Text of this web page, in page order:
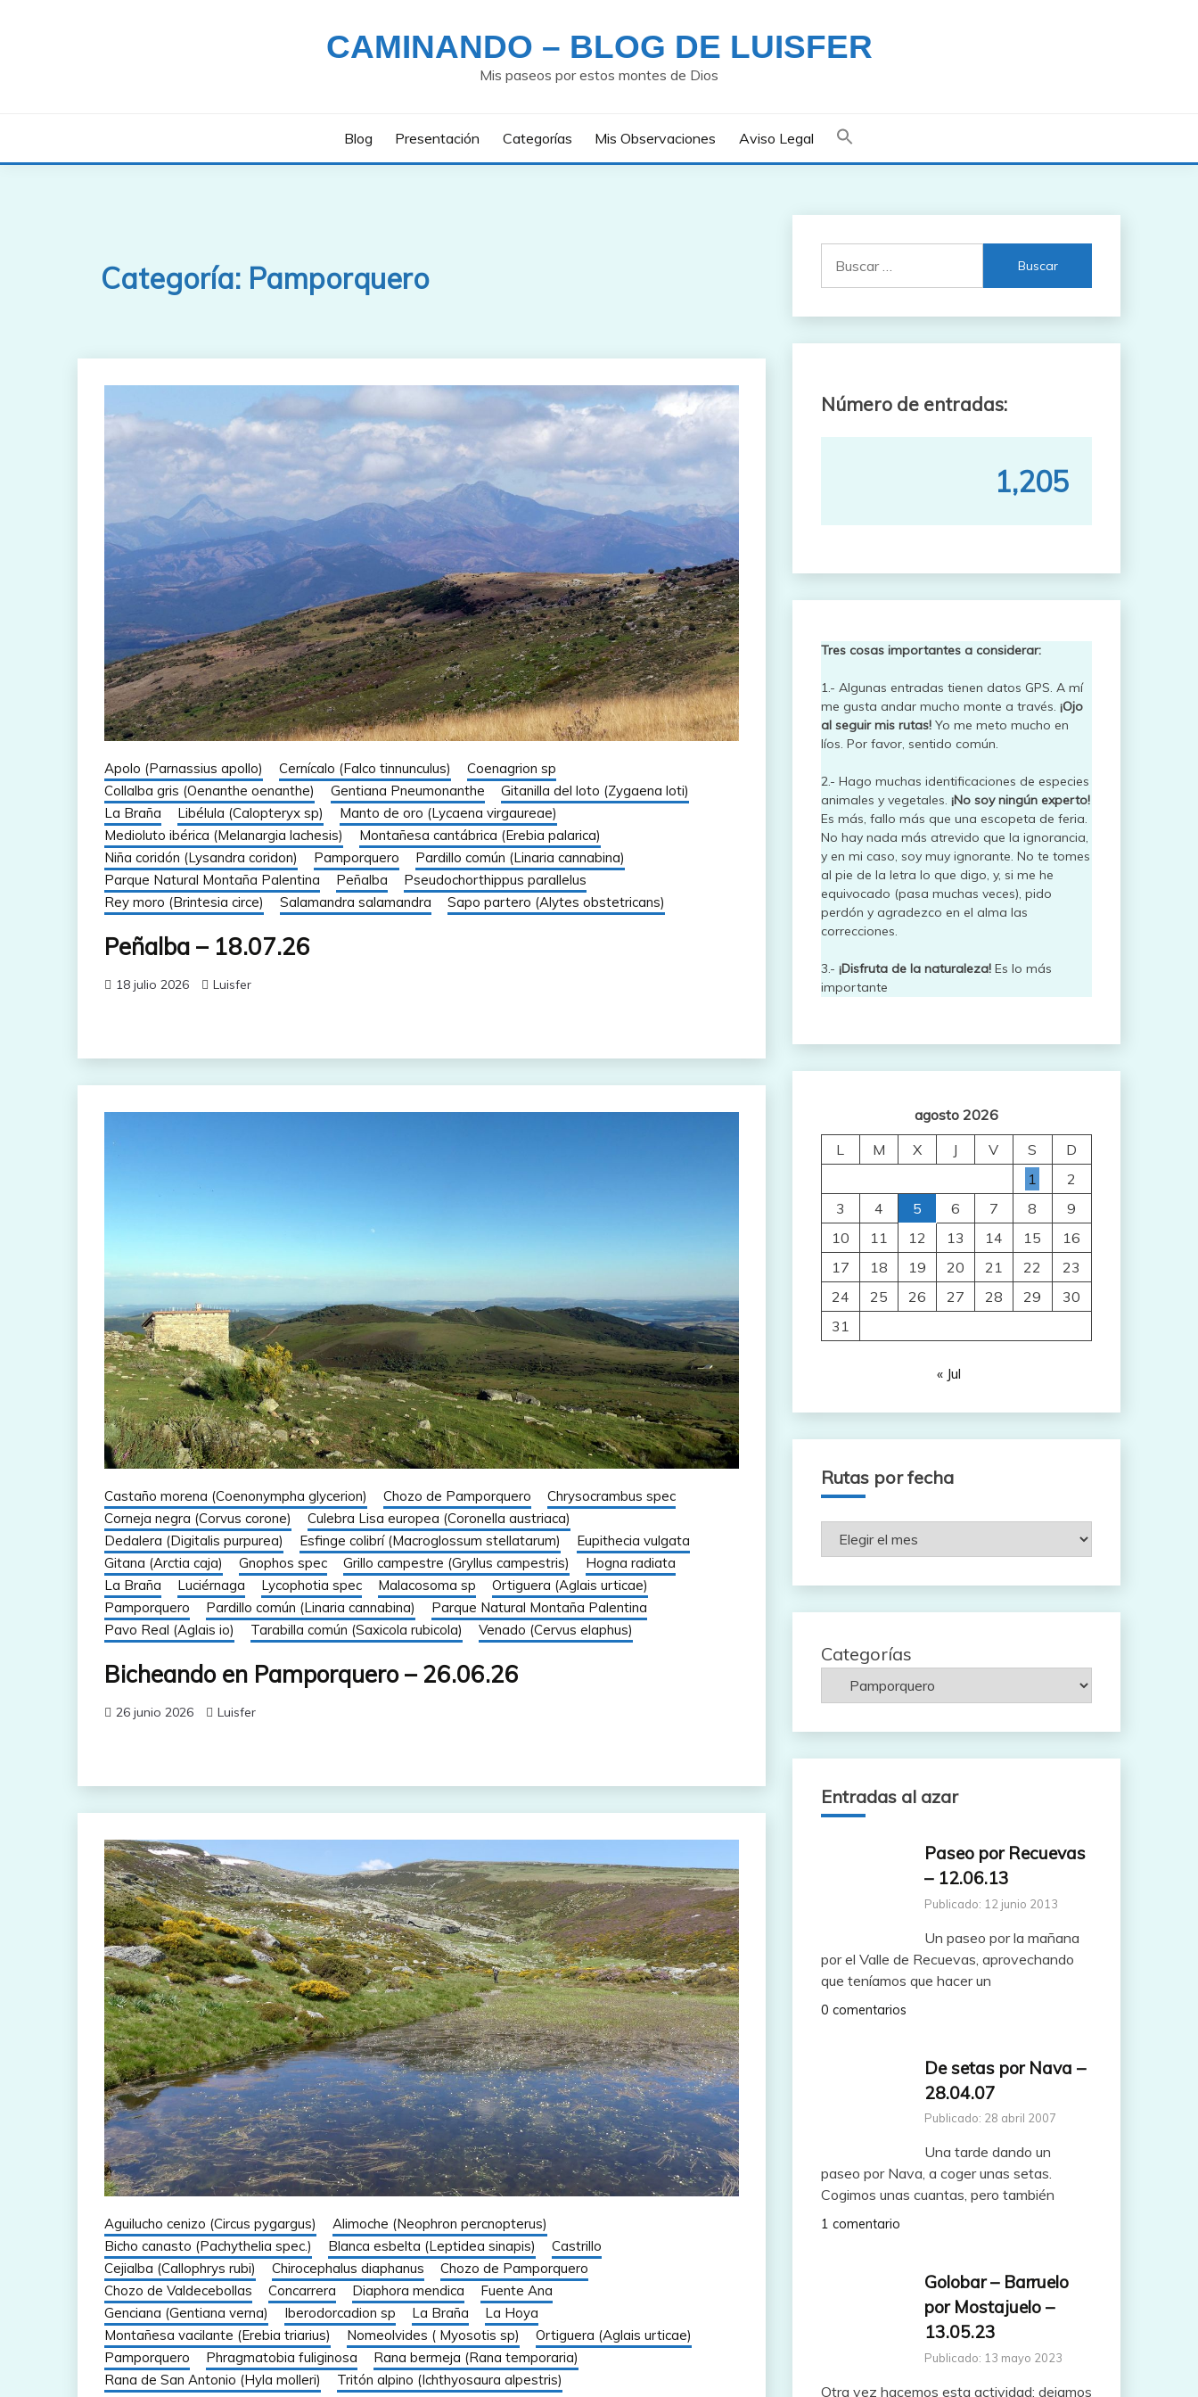
CAMINANDO – BLOG DE LUISFER
Mis paseos por estos montes de Dios
Blog Presentación Categorías Mis Observaciones Aviso Legal
Categoría: Pamporquero
Apolo (Parnassius apollo) Cernícalo (Falco tinnunculus)
Coenagrion sp
Collalba gris (Oenanthe oenanthe)
Gentiana Pneumonanthe
Gitanilla del loto (Zygaena loti)
La Braña
Libélula (Calopteryx sp)
Manto de oro (Lycaena virgaureae)
Medioluto ibérica (Melanargia lachesis)
Montañesa cantábrica (Erebia palarica)
Niña coridón (Lysandra coridon)
Pamporquero
Pardillo común (Linaria cannabina)
Parque Natural Montaña Palentina
Peñalba
Pseudochorthippus parallelus
Rey moro (Brintesia circe)
Salamandra salamandra Sapo partero (Alytes obstetricans)
Peñalba – 18.07.26
18 julio 2026 Luisfer
Castaño morena (Coenonympha glycerion) Chozo de Pamporquero
Chrysocrambus spec
Corneja negra (Corvus corone)
Culebra Lisa europea (Coronella austriaca)
Dedalera (Digitalis purpurea)
Esfinge colibrí (Macroglossum stellatarum)
Eupithecia vulgata
Gitana (Arctia caja)
Gnophos spec Grillo campestre (Gryllus campestris)
Hogna radiata
La Braña
Luciérnaga Lycophotia spec Malacosoma sp
Ortiguera (Aglais urticae)
Pamporquero
Pardillo común (Linaria cannabina)
Parque Natural Montaña Palentina
Pavo Real (Aglais io)
Tarabilla común (Saxicola rubicola) Venado (Cervus elaphus)
Bicheando en Pamporquero – 26.06.26
26 junio 2026 Luisfer
Aguilucho cenizo (Circus pygargus)
Alimoche (Neophron percnopterus)
Bicho canasto (Pachythelia spec.)
Blanca esbelta (Leptidea sinapis)
Castrillo
Cejialba (Callophrys rubi)
Chirocephalus diaphanus
Chozo de Pamporquero
Chozo de Valdecebollas
Concarrera Diaphora mendica
Fuente Ana
Genciana (Gentiana verna)
Iberodorcadion sp La Braña
La Hoya
Montañesa vacilante (Erebia triarius)
Nomeolvides ( Myosotis sp)
Ortiguera (Aglais urticae)
Pamporquero
Phragmatobia fuliginosa
Rana bermeja (Rana temporaria)
Rana de San Antonio (Hyla molleri)
Tritón alpino (Ichthyosaura alpestris)
Número de entradas:
1,205
Tres cosas importantes a considerar:
1.- Algunas entradas tienen datos GPS. A mí
me gusta andar mucho monte a través. ¡Ojo
al seguir mis rutas!Yo me meto mucho en
líos. Por favor, sentido común.
2.- Hago muchas identificaciones de especies
animales y vegetales. ¡No soy ningún experto!
Es más, fallo más que una escopeta de feria.
No hay nada más atrevido que la ignorancia,
y en mi caso, soy muy ignorante. No te tomes
al pie de la letra lo que digo, y, si me he
equivocado (pasa muchas veces), pido
perdón y agradezco en el alma las
correcciones.
3.- ¡Disfruta de la naturaleza!Es lo más
importante
agosto 2026
L
M X J V S
D
1
2
3
4 5 6 7 8
9
10
11 12 13 14 15
16
17
18 19 20 21 22
23
24
25 26 27 28 29
30
31
« Jul
Rutas por fecha
Rutas
Categorías
Entradas al azar
Paseo por Recuevas
– 12.06.13
Publicado: 12 junio 2013
Un paseo por la mañana
por el Valle de Recuevas, aprovechando
que teníamos que hacer un
0 comentarios
De setas por Nava –
28.04.07
Publicado: 28 abril 2007
Una tarde dando un
paseo por Nava, a coger unas setas.
Cogimos unas cuantas, pero también
1 comentario
Golobar – Barruelo
por Mostajuelo –
13.05.23
Publicado: 13 mayo 2023
Otra vez hacemos esta actividad: dejamos